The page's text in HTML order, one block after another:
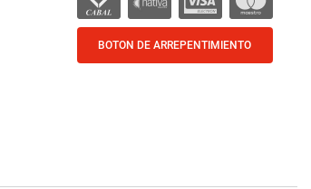
BOTON DE ARREPENTIMIENTO